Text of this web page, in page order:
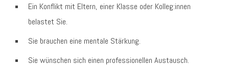
Ein Konflikt mit Eltern, einer Klasse oder Kolleg:innen
belastet Sie.
Sie brauchen eine mentale Stärkung.
Sie wünschen sich einen professionellen Austausch.